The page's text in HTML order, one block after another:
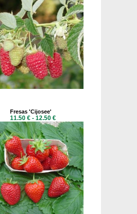
Fresas 'Cijosee'
11.50 € - 12.50 €